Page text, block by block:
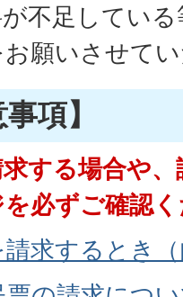
不足してい
願いさせて
項】
する場合や
必ずご確認
求するとき